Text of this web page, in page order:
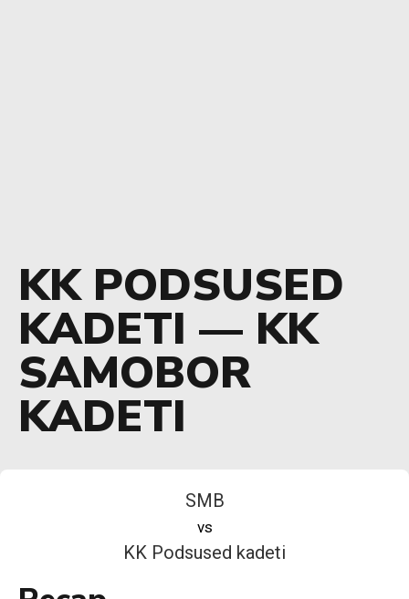
KK PODSUSED
KADETI — KK
SAMOBOR
KADETI
SMB
vs
KK Podsused kadeti